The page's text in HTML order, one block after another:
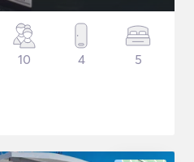
10 4 5